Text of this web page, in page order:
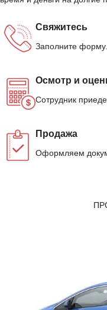
Свяжитесь
Заполните
Осмотр и
Сотрудник
Продажа
Оформляем